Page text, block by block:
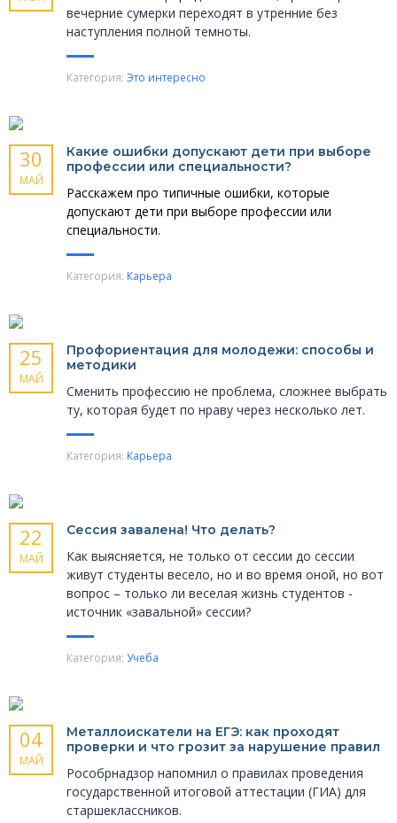
вечерние сумерки переходят в утренние без
наступления полной темноты.
Категория: Это интересно
30
МАЙ
Какие ошибки допускают дети при выборе
профессии или специальности?
Расскажем про типичные ошибки, которые
допускают дети при выборе профессии или
специальности.
Категория: Карьера
25
МАЙ
Профориентация для молодежи: способы и
методики
Сменить профессию не проблема, сложнее выбрать
ту, которая будет по нраву через несколько лет.
Категория: Карьера
22
МАЙ
Сессия завалена! Что делать?
Как выясняется, не только от сессии до сессии
живут студенты весело, но и во время оной, но вот
вопрос – только ли веселая жизнь студентов -
источник «завальной» сессии?
Категория: Учеба
04
МАЙ
Металлоискатели на ЕГЭ: как проходят
проверки и что грозит за нарушение правил
Рособрнадзор напомнил о правилах проведения
государственной итоговой аттестации (ГИА) для
старшеклассников.